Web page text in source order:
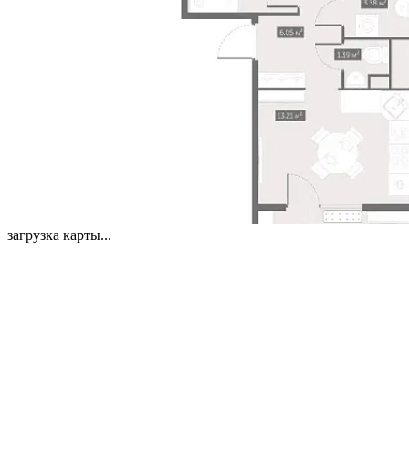
загрузка карты...